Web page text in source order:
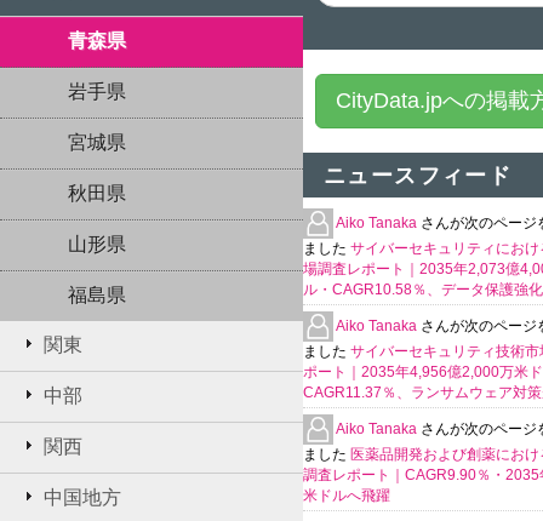
青森県
岩手県
宮城県
秋田県
山形県
福島県
関東
中部
関西
中国地方
CityData.jpへの掲載
ニュースフィード
Aiko Tanaka さんが次のページ
ました サイバーセキュリティにおけ
場調査レポート｜2035年2,073億
ル・CAGR10.58％、データ保護強
Aiko Tanaka さんが次のページ
ました サイバーセキュリティ技術市
ポート｜2035年4,956億2,000万米
CAGR11.37％、ランサムウェア対
Aiko Tanaka さんが次のページ
ました 医薬品開発および創薬にお
調査レポート｜CAGR9.90％・
米ドルへ飛躍